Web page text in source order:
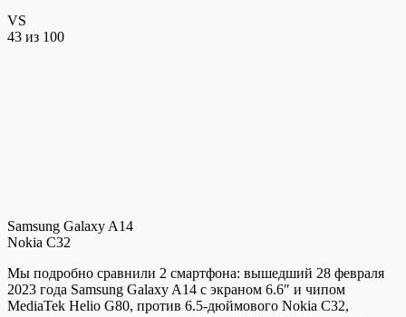
VS
43 из 100
Samsung Galaxy A14
Nokia C32
Мы подробно сравнили 2 смартфона: вышедший 28 февраля
2023 года Samsung Galaxy A14 с экраном 6.6″ и чипом
MediaTek Helio G80, против 6.5-дюймового Nokia C32,